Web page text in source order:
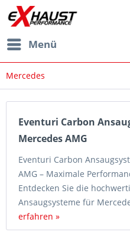
Menü
Mercedes
Eventuri Carbon
Mercedes AMG
Eventuri Carbon
AMG – Maximale
Entdecken Sie die
Ansaugsysteme für
erfahren »